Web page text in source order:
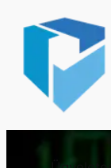
tartalomhoz